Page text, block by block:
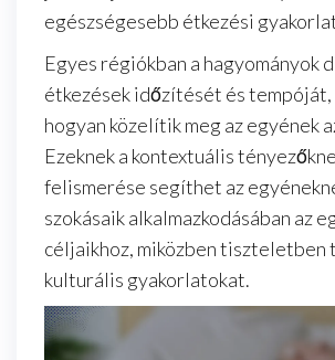
egészségesebb étkezési
Egyes régiókban a hagyományok
étkezések időzítését és
hogyan közelítik meg az egyének
Ezeknek a kontextuális
felismerése segíthet az
szokásaik alkalmazkodásában az
céljaikhoz, miközben tiszteletben
kulturális gyakorlatokat.